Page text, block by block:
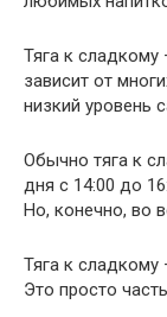
Тяга к
зависит от
низкий уровень
Обычно тяга к
дня с 14:00 до
Но, конечно, во
Тяга к сладкому
Это просто